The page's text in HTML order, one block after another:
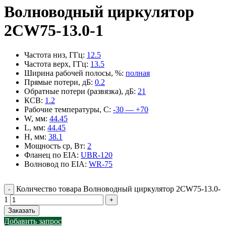
Волноводный циркулятор
2CW75-13.0-1
Частота низ, ГГц: 12.5
Частота верх, ГГц: 13.5
Ширина рабочей полосы, %: полная
Прямые потери, дБ: 0.2
Обратные потери (развязка), дБ: 21
КСВ: 1.2
Рабочие температуры, С: -30 — +70
W, мм: 44.45
L, мм: 44.45
H, мм: 38.1
Мощность ср, Вт: 2
Фланец по EIA: UBR-120
Волновод по EIA: WR-75
Количество товара Волноводный циркулятор 2CW75-13.0-
1
Заказать
Добавить запрос